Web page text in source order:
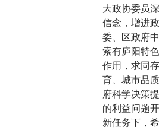
大政协委员
信念，增进
委、区政府
索有庐阳特
作用，求同
育、城市品
府科学决策
的利益问题
新任务下，